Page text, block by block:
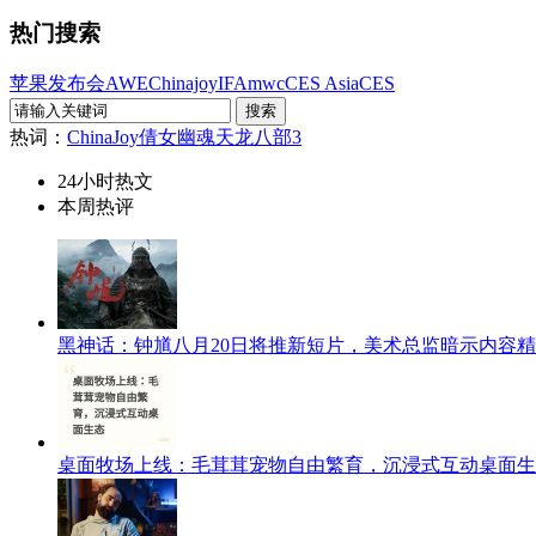
热门搜索
苹果发布会AWEChinajoyIFAmwcCES AsiaCES
热词： ChinaJoy倩女幽魂天龙八部3
24小时热文
本周热评
黑神话：钟馗八月20日将推新短片，美术总监暗示内容
桌面牧场上线：毛茸茸宠物自由繁育，沉浸式互动桌面